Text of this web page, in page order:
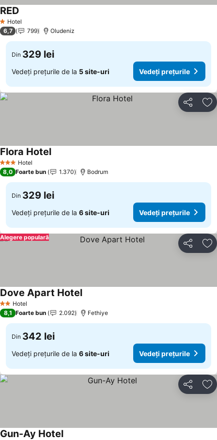
1 Stele
Hotel
RED
6,7 799 Oludeniz
Din 329 lei
Vedeți prețurile de la 5 site-uri Vedeți prețurile
Distribuiți
3 SteleHotel
Flora Hotel
8,0 Foarte bun 1.370 Bodrum
Din 329 lei
Vedeți prețurile de la 6 site-uri Vedeți prețurile
Distribuiți
Alegere populară
2 SteleHotel
Dove Apart Hotel
8,1 Foarte bun 2.092 Fethiye
Din 342 lei
Vedeți prețurile de la 6 site-uri Vedeți prețurile
Distribuiți
Gun-Ay Hotel